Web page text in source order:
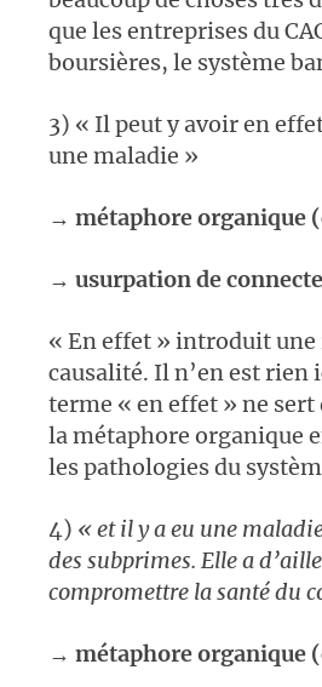
que les entreprises du
boursières, le système
3) « Il peut y avoir en
une maladie »
→ métaphore organique
→ usurpation de
« En effet » introduit une
causalité. Il n’en est rien
terme « en effet » ne sert
la métaphore organique
les pathologies du
4) « et il y a eu une
des subprimes. Elle a
compromettre la santé du
→ métaphore organique